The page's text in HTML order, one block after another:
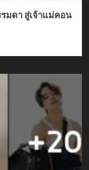
มดา สู่เจ้าแม่คอน